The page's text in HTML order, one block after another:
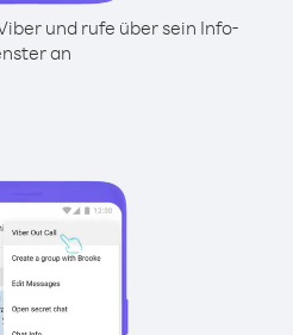
und rufe über sein Info-
an